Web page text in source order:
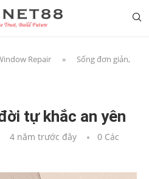
Repair »
Sống đơn giản,
tự khắc an yên
4 năm trước đây
0 Các